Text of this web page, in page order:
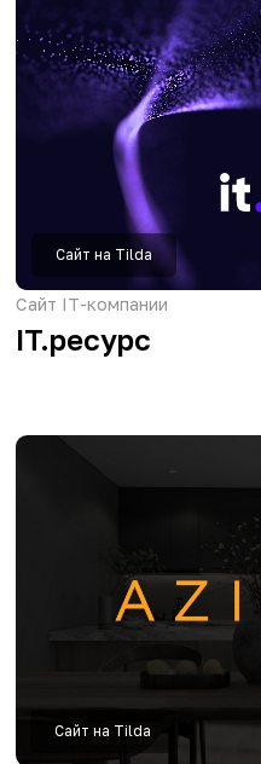
Сайт на Tilda
Эмпирей
Сайт на Tilda